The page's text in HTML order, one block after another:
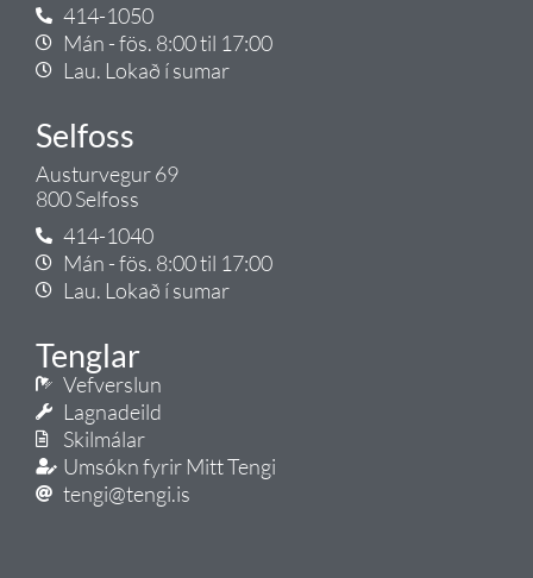
414-1050
Mán - fös. 8:00 til 17:00
Lau. Lokað í sumar
Selfoss
Austurvegur 69
800 Selfoss
414-1040
Mán - fös. 8:00 til 17:00
Lau. Lokað í sumar
Tenglar
Vefverslun
Lagnadeild
Skilmálar
Umsókn fyrir Mitt Tengi
tengi@tengi.is